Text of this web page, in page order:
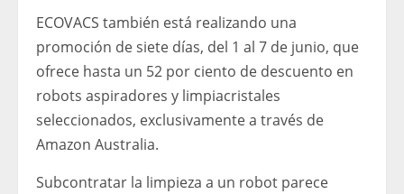
ECOVACS también está realizando una
promoción de siete días, del 1 al 7 de junio, que
ofrece hasta un 52 por ciento de descuento en
robots aspiradores y limpiacristales
seleccionados, exclusivamente a través de
Amazon Australia.
Subcontratar la limpieza a un robot parece